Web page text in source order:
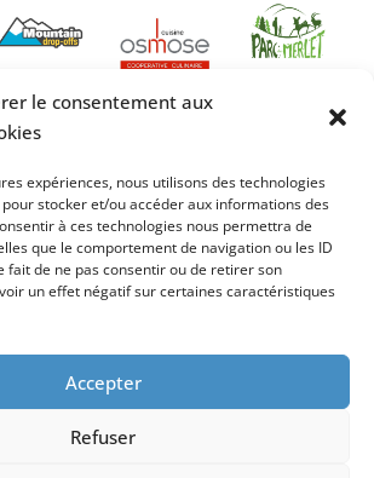
le consentement aux
expériences, nous utilisons des technologies
stocker et/ou accéder aux informations des
à ces technologies nous permettra de
que le comportement de navigation ou les ID
fait de ne pas consentir ou de retirer son
un effet négatif sur certaines caractéristiques
Accepter
Refuser